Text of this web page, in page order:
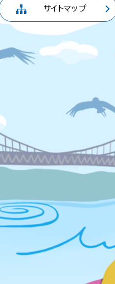
サイトマップ